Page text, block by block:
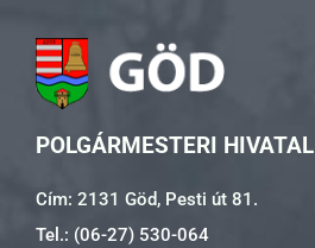
POLGÁRMESTERI HIVATAL
Cím: 2131 Göd, Pesti út 81.
Tel.: (06-27) 530-064